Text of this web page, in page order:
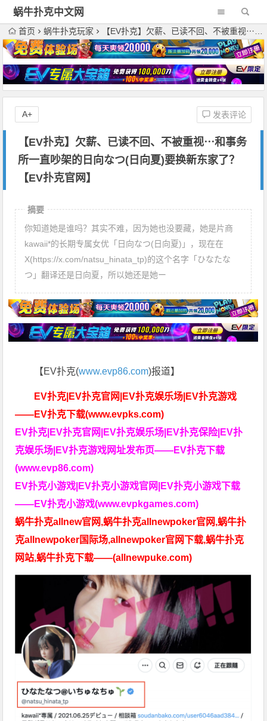
蜗牛扑克中文网
首页 蜗牛扑克玩家 【EV扑克】欠薪、已读不回、不被重视⋯和事务所一直吵架的日向なつ(日向夏)要换新东家了？【EV扑克官网】
【EV扑克】欠薪、已读不回、不被重视⋯和事务
所一直吵架的日向なつ(日向夏)要换新东家了？
【EV扑克官网】
发表评论
A+
摘要
你知道她是谁吗？其实不难，因为她也没要藏，她是片商
kawaii*的长期专属女优「日向なつ(日向夏)」，现在在
X(https://x.com/natsu_hinata_tp)的这个名字「ひなたな
つ」翻译还是日向夏，所以她还是她ー
【EV扑克(www.evp86.com)报道】
EV扑克|EV扑克官网|EV扑克娱乐场|EV扑克游戏
——EV扑克下载(www.evpks.com)
EV扑克|EV扑克官网|EV扑克娱乐场|EV扑克保险|EV扑
克娱乐场|EV扑克游戏网址发布页——EV扑克下载
(www.evp86.com)
EV扑克小游戏|EV扑克小游戏官网|EV扑克小游戏下载
——EV扑克小游戏(www.evpkgames.com)
蜗牛扑克allnew官网,蜗牛扑克allnewpoker官网,蜗牛扑
克allnewpoker国际场,allnewpoker官网下载,蜗牛扑克
网站,蜗牛扑克下载——(allnewpuke.com)